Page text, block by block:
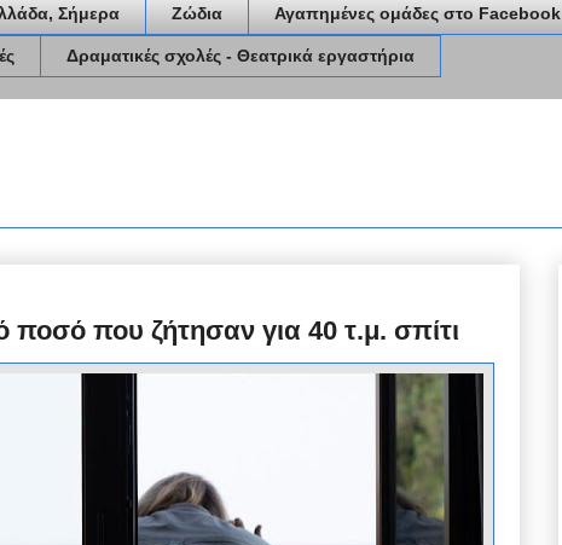
Σήμερα Ζώδια Αγαπημένες ομάδες στο Facebook
Δραματικές σχολές - Θεατρικά εργαστήρια
ποσό που ζήτησαν για 40 τ.μ. σπίτι